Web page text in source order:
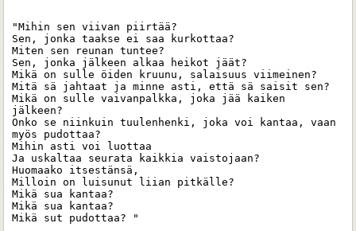
"Mihin sen viivan piirtää?
Sen, jonka taakse ei saa kurkottaa?
Miten sen reunan tuntee?
Sen, jonka jälkeen alkaa heikot jäät?
Mikä on sulle öiden kruunu, salaisuus viimeinen?
Mitä sä jahtaat ja minne asti, että sä saisit sen?
Mikä on sulle vaivanpalkka, joka jää kaiken
jälkeen?
Onko se niinkuin tuulenhenki, joka voi kantaa, vaan
myös pudottaa?
Mihin asti voi luottaa
Ja uskaltaa seurata kaikkia vaistojaan?
Huomaako itsestänsä,
Milloin on luisunut liian pitkälle?
Mikä sua kantaa?
Mikä sua kantaa?
Mikä sut pudottaa? "